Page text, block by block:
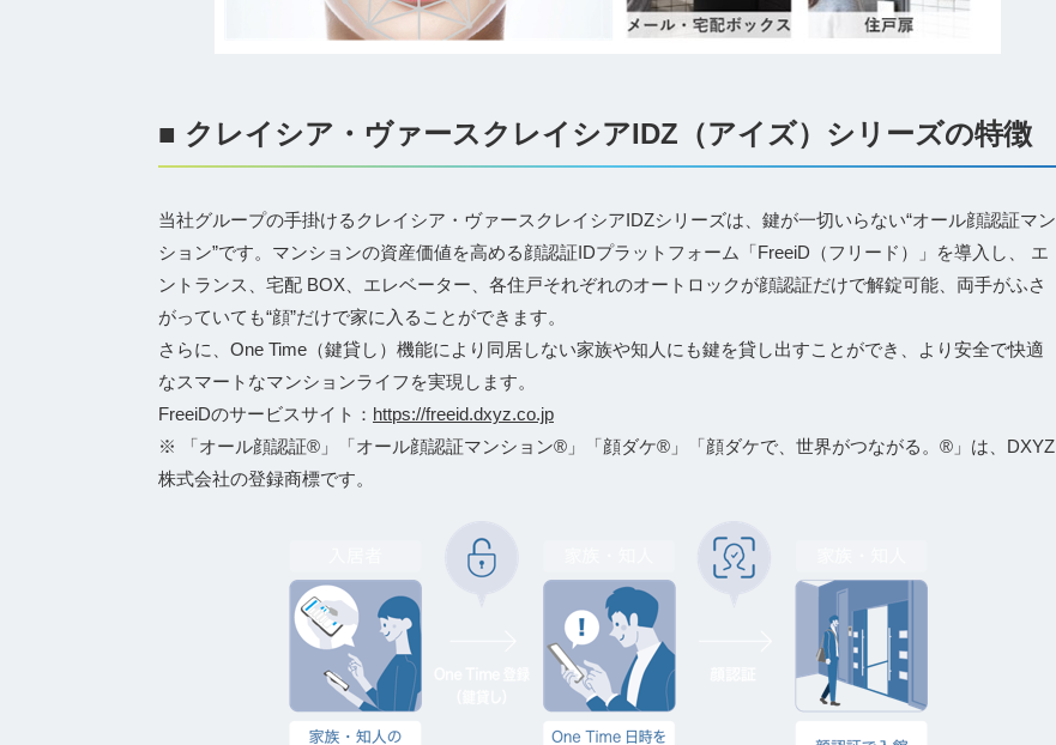
■ クレイシア・ヴァースクレイシアIDZ（アイズ）シリーズの特徴
当社グループの手掛けるクレイシア・ヴァースクレイシアIDZシリーズは、鍵が一切いらない“オール顔認証マン
ション”です。マンションの資産価値を高める顔認証IDプラットフォーム「FreeiD（フリード）」を導入し、 エ
ントランス、宅配 BOX、エレベーター、各住戸それぞれのオートロックが顔認証だけで解錠可能、両手がふさ
がっていても“顔”だけで家に入ることができます。
さらに、One Time（鍵貸し）機能により同居しない家族や知人にも鍵を貸し出すことができ、より安全で快適
なスマートなマンションライフを実現します。
FreeiDのサービスサイト： https://freeid.dxyz.co.jp
※ 「オール顔認証®」「オール顔認証マンション®」「顔ダケ®」「顔ダケで、世界がつながる。®」は、DXYZ
株式会社の登録商標です。